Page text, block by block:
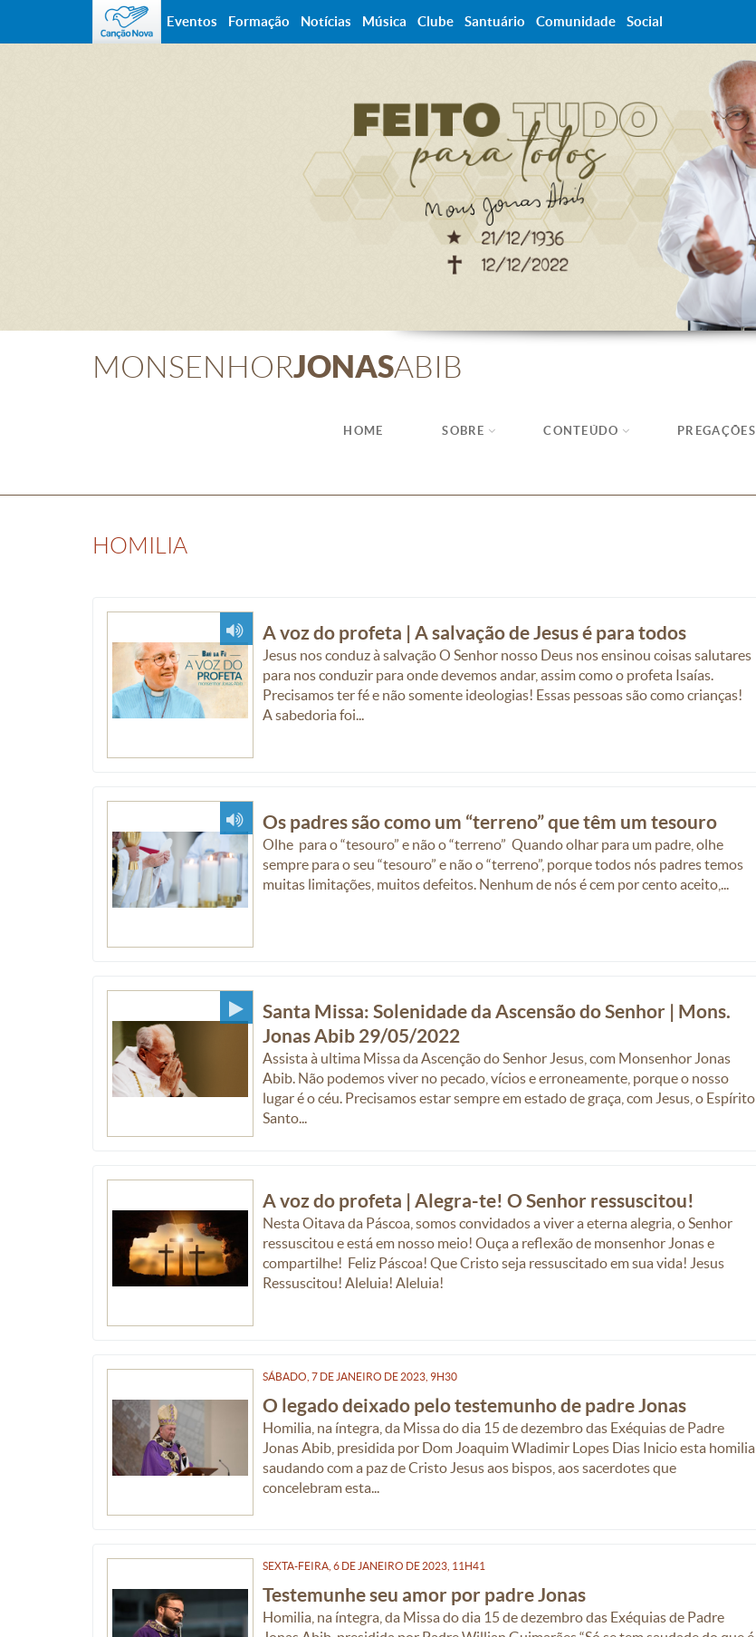
MONSENHORJONASABIB
HOME SOBRE CONTEÚDO PREGAÇÕES
HOMILIA
A voz do profeta | A salvação de Jesus é para todos
Jesus nos conduz à salvação O Senhor nosso Deus nos ensinou coisas salutares
para nos conduzir para onde devemos andar, assim como o profeta Isaías.
Precisamos ter fé e não somente ideologias! Essas pessoas são como crianças!
A sabedoria foi...
Os padres são como um “terreno” que têm um tesouro
Olhe para o “tesouro” e não o “terreno” Quando olhar para um padre, olhe
sempre para o seu “tesouro” e não o “terreno”, porque todos nós padres temos
muitas limitações, muitos defeitos. Nenhum de nós é cem por cento aceito,...
Santa Missa: Solenidade da Ascensão do Senhor | Mons.
Jonas Abib 29/05/2022
Assista à ultima Missa da Ascenção do Senhor Jesus, com Monsenhor Jonas
Abib. Não podemos viver no pecado, vícios e erroneamente, porque o nosso
lugar é o céu. Precisamos estar sempre em estado de graça, com Jesus, o Espírito
Santo...
A voz do profeta | Alegra-te! O Senhor ressuscitou!
Nesta Oitava da Páscoa, somos convidados a viver a eterna alegria, o Senhor
ressuscitou e está em nosso meio! Ouça a reflexão de monsenhor Jonas e
compartilhe! Feliz Páscoa! Que Cristo seja ressuscitado em sua vida! Jesus
Ressuscitou! Aleluia! Aleluia!
SÁBADO, 7 DE JANEIRO DE 2023, 9H30
O legado deixado pelo testemunho de padre Jonas
Homilia, na íntegra, da Missa do dia 15 de dezembro das Exéquias de Padre
Jonas Abib, presidida por Dom Joaquim Wladimir Lopes Dias Inicio esta homilia
saudando com a paz de Cristo Jesus aos bispos, aos sacerdotes que
concelebram esta...
SEXTA-FEIRA, 6 DE JANEIRO DE 2023, 11H41
Testemunhe seu amor por padre Jonas
Homilia, na íntegra, da Missa do dia 15 de dezembro das Exéquias de Padre
Eventos Formação Notícias Música Clube Santuário Comunidade Social